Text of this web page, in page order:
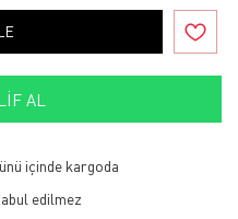
AL
içinde kargoda